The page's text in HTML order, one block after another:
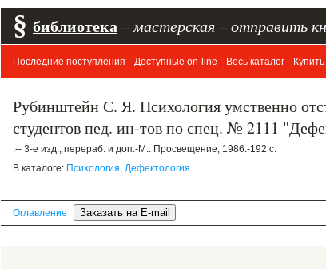
§ библиотека мастерская отправить
Последние поступления Доступные on-line Весь каталог
Рубинштейн С. Я. Психология умственно
студентов пед. ин-тов по спец. № 2111
.-- 3-е изд., перераб. и доп.-М.: Просвещение, 1986.-192 с.
В каталоге: Психология, Дефектология
Оглавление